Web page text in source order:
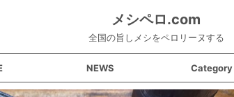
メシペロ.com
全国の旨しメシをペロリーヌする
NEWS Category